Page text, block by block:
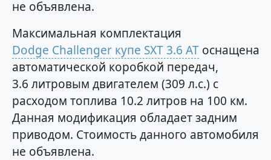
не объявлена.
Максимальная комплектация
Dodge Challenger купе SXT 3.6 AT оснащена
автоматической коробкой передач,
3.6 литровым двигателем (309 л.с.) с
расходом топлива 10.2 литров на 100 км.
Данная модификация обладает задним
приводом. Стоимость данного автомобиля
не объявлена.